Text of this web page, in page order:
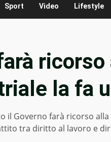
Sport Video Lifestyle
la fa
il Governo farà ricorso
tra diritto al lavoro e